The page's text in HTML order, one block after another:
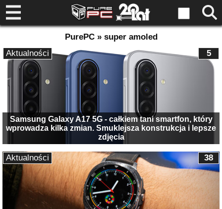
PurePC » super amoled
Samsung Galaxy A17 5G - całkiem tani smartfon, który
wprowadza kilka zmian. Smuklejsza konstrukcja i lepsze
zdjęcia
5
Aktualności
38
Aktualności